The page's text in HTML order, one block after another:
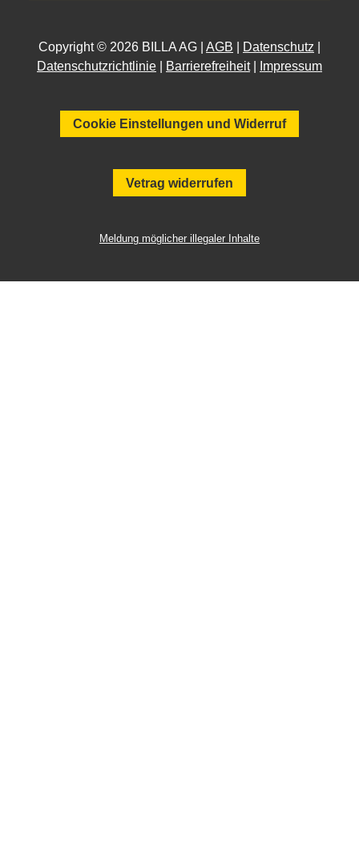
Copyright © 2026 BILLA AG | AGB Datenschutz
Datenschutzrichtlinie
Barrierefreiheit| Impressum
Cookie Einstellungen und Widerruf
Vetrag widerrufen
Meldung möglicher illegaler Inhalte